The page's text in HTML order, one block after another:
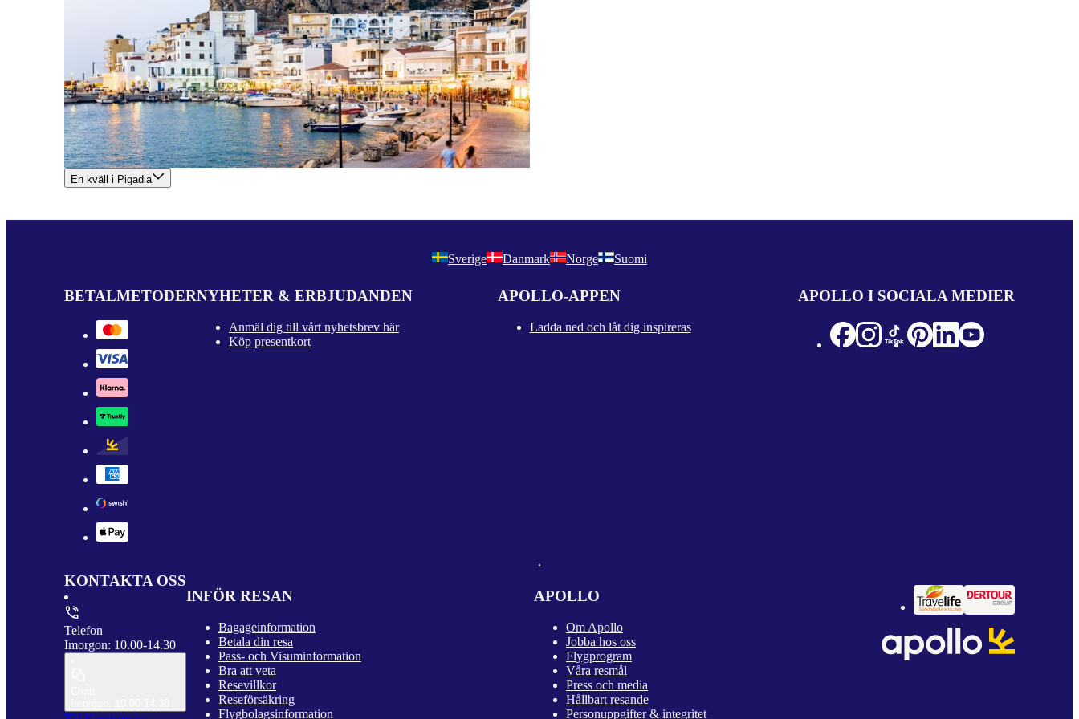
En kväll i Pigadia
Sverige Danmark Norge Suomi
BETALMETODERNYHETER & ERBJUDANDEN
Anmäl dig till vårt nyhetsbrev här
Köp presentkort
APOLLO-APPEN
Ladda ned och låt dig inspireras
APOLLO I SOCIALA MEDIER
KONTAKTA OSS
Telefon
Imorgon: 10.00-14.30
INFÖR RESAN
Bagageinformation
Betala din resa
Pass- och Visuminformation
Bra att veta
Resevillkor
Reseförsäkring
Flygbolagsinformation
APOLLO
Om Apollo
Jobba hos oss
Flygprogram
Våra resmål
Press och media
Hållbart resande
Personuppgifter & integritet